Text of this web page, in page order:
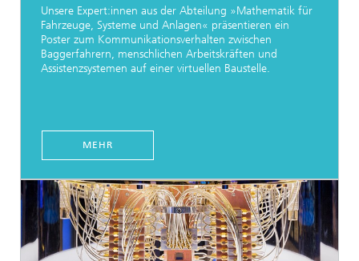
Unsere Expert:innen aus der Abteilung »Mathematik für
Fahrzeuge, Systeme und Anlagen« präsentieren ein
Poster zum Kommunikationsverhalten zwischen
Baggerfahrern, menschlichen Arbeitskräften und
Assistenzsystemen auf einer virtuellen Baustelle.
MEHR